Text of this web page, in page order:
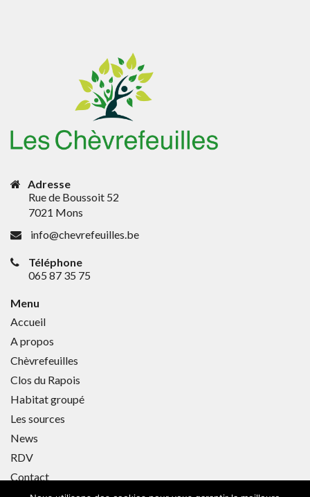
Adresse
Rue de Boussoit 52
7021 Mons
info@chevrefeuilles.be
Téléphone
065 87 35 75
Menu
Accueil
A propos
Chèvrefeuilles
Clos du Rapois
Habitat groupé
Les sources
News
RDV
Contact